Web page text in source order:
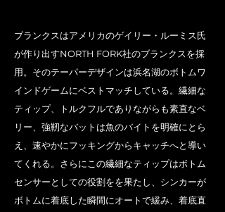
ブランクスはアメリカのゲイリー・ルーミス氏
が作り出すNORTH FORK社のブランクスを採
用。そのテーパーデザインは浜名湖のボトムワ
インドゲームにベストマッチしている。繊細な
ティップ、トルクフルでありながらも素直なベ
リー、強靭なバットは魚のバイトを明確にとら
え、速やかにフッキングからキャッチへと導い
てくれる。さらにこの繊細なティップはボトム
センサーとしての役割をを果たし、シンカーが
ボトムに着底した瞬間にオートで緩み、着底直